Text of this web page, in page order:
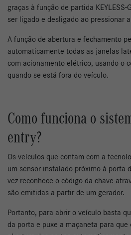
graças à função de partida
ser ligado e desligado ao pressionar
A função de abertura e fechamento
automaticamente todas as janelas
com acionamento elétrico, usando o
quando se está fora do veículo.
Como funciona o
entry?
Os veículos que contam com a
um sensor instalado próximo à porta
vez reconhece o código da chave
são emitidas a partir de um gerador.
Portanto, para abrir o veículo basta
da porta e puxe a maçaneta para que